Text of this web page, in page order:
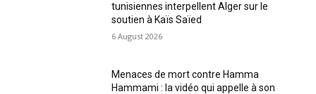
tunisiennes interpellent Alger sur le
soutien à Kaïs Saïed
6 August 2026
Menaces de mort contre Hamma
Hammami : la vidéo qui appelle à son